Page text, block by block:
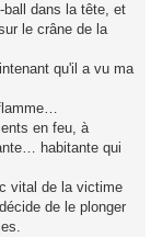
dans la tête, et
le crâne de la
qu'il a vu ma
en feu, à
habitante qui
vital de la victime
de le plonger